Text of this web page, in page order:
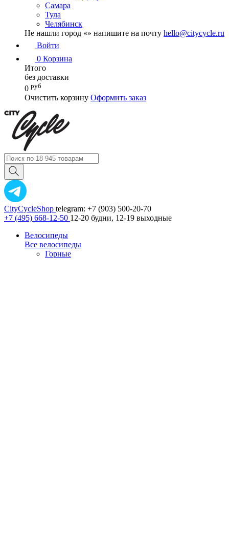
Самара
Тула
Челябинск
Не нашли город «» напишите на почту hello@citycycle.ru
Войти
0 Корзина
Итого
без доставки
0 руб
Очистить корзину Оформить заказ
CityCycleShop telegram: +7 (903) 500-20-70
+7 (495) 668-12-50 12-20 будни, 12-19 выходные
Велосипеды
Все велосипеды
Горные